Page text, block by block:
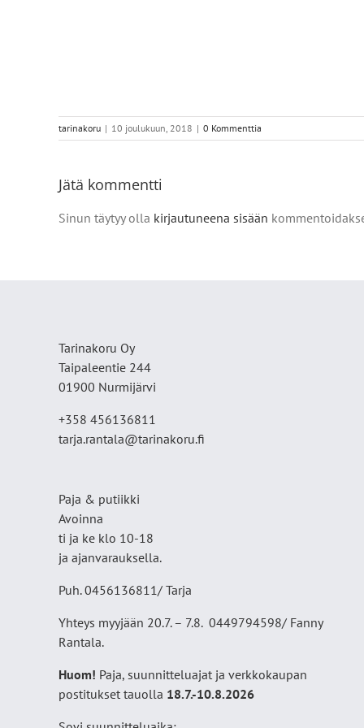
tarinakoru | 10 joulukuun, 2018 | 0 Kommenttia
Jätä kommentti
Sinun täytyy olla kirjautuneena sisään
Tarinakoru Oy
Taipaleentie 244
01900 Nurmijärvi
+358 456136811
tarja.rantala@tarinakoru.fi
Paja & putiikki
Avoinna
ti ja ke klo 10-18
ja ajanvarauksella.
Puh. 0456136811/ Tarja
Yhteys myyjään 20.7. – 7.8. 0449794598/ Fanny
Rantala.
Huom! Paja, suunnitteluajat ja verkkokaupan
postitukset tauolla 18.7.-10.8.2026